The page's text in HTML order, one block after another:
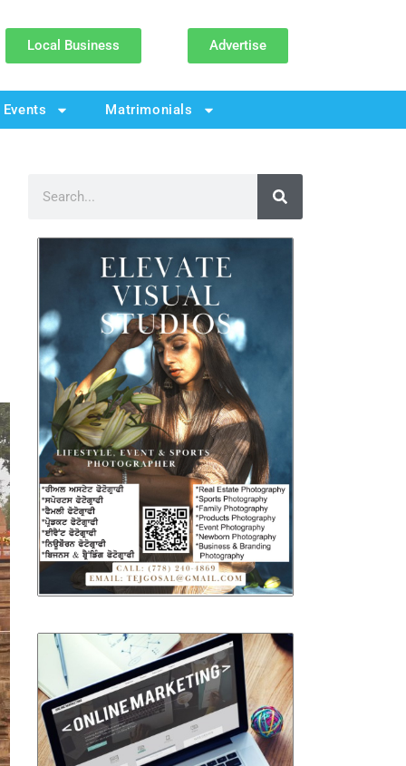
Local Business Advertise
Events Matrimonials